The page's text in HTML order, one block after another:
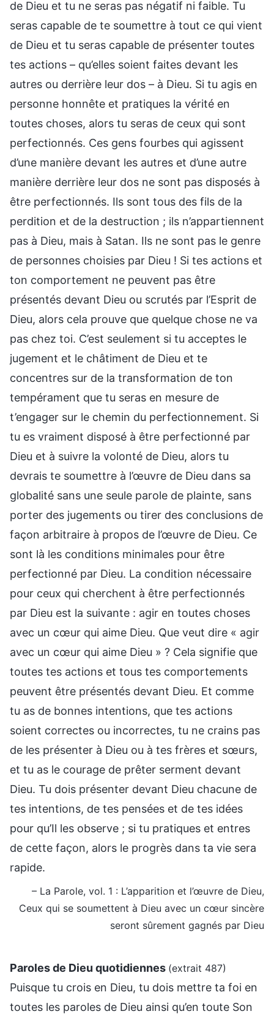
de Dieu et tu ne seras pas négatif ni faible. Tu
seras capable de te soumettre à tout ce qui vient
de Dieu et tu seras capable de présenter toutes
tes actions – qu’elles soient faites devant les
autres ou derrière leur dos – à Dieu. Si tu agis en
personne honnête et pratiques la vérité en
toutes choses, alors tu seras de ceux qui sont
perfectionnés. Ces gens fourbes qui agissent
d’une manière devant les autres et d’une autre
manière derrière leur dos ne sont pas disposés à
être perfectionnés. Ils sont tous des fils de la
perdition et de la destruction ; ils n’appartiennent
pas à Dieu, mais à Satan. Ils ne sont pas le genre
de personnes choisies par Dieu ! Si tes actions et
ton comportement ne peuvent pas être
présentés devant Dieu ou scrutés par l’Esprit de
Dieu, alors cela prouve que quelque chose ne va
pas chez toi. C’est seulement si tu acceptes le
jugement et le châtiment de Dieu et te
concentres sur de la transformation de ton
tempérament que tu seras en mesure de
t’engager sur le chemin du perfectionnement. Si
tu es vraiment disposé à être perfectionné par
Dieu et à suivre la volonté de Dieu, alors tu
devrais te soumettre à l’œuvre de Dieu dans sa
globalité sans une seule parole de plainte, sans
porter des jugements ou tirer des conclusions de
façon arbitraire à propos de l’œuvre de Dieu. Ce
sont là les conditions minimales pour être
perfectionné par Dieu. La condition nécessaire
pour ceux qui cherchent à être perfectionnés
par Dieu est la suivante : agir en toutes choses
avec un cœur qui aime Dieu. Que veut dire « agir
avec un cœur qui aime Dieu » ? Cela signifie que
toutes tes actions et tous tes comportements
peuvent être présentés devant Dieu. Et comme
tu as de bonnes intentions, que tes actions
soient correctes ou incorrectes, tu ne crains pas
de les présenter à Dieu ou à tes frères et sœurs,
et tu as le courage de prêter serment devant
Dieu. Tu dois présenter devant Dieu chacune de
tes intentions, de tes pensées et de tes idées
pour qu’Il les observe ; si tu pratiques et entres
de cette façon, alors le progrès dans ta vie sera
rapide.
– La Parole, vol. 1 : L’apparition et l’œuvre de Dieu,
Ceux qui se soumettent à Dieu avec un cœur sincère
seront sûrement gagnés par Dieu
Paroles de Dieu quotidiennes (extrait 487)
Puisque tu crois en Dieu, tu dois mettre ta foi en
toutes les paroles de Dieu ainsi qu’en toute Son